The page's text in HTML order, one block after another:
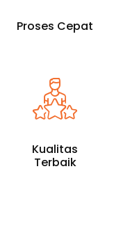
Proses Cepat
Kualitas
Terbaik